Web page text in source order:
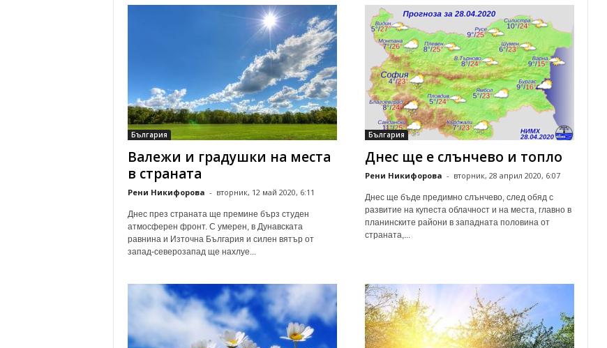
България
Валежи и градушки на места
в страната
Рени Никифорова - вторник, 12 май 2020, 6:11
Днес през страната ще премине бърз студен
атмосферен фронт. С умерен, в Дунавската
равнина и Източна България и силен вятър от
запад-северозапад ще нахлуе...
България
Днес ще е слънчево и топло
Рени Никифорова - вторник, 28 април 2020, 6:07
Днес ще бъде предимно слънчево, след обяд с
развитие на купеста облачност и на места, главно в
планинските райони в западната половина от
страната,...